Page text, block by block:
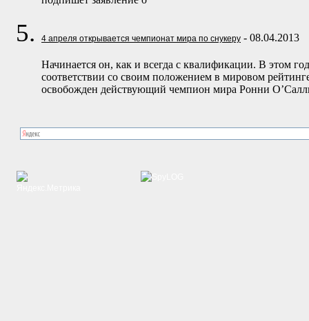
4 апреля открывается чемпионат мира по снукеру - 08.04.2013
Начинается он, как и всегда с квалификации. В этом
соответствии со своим положением в мировом
освобожден действующий чемпион мира Ронни